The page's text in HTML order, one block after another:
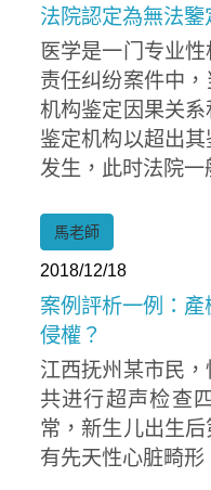
法院認定為無法鑒
医学是一门专业
责任纠纷案件中
机构鉴定因果关
鉴定机构以超出
发生，此时法院一
馬老師
2018/12/18
案例評析一例：
侵權？
江西抚州某市民，
共进行超声检查
常，新生儿出生
有先天性心脏畸形